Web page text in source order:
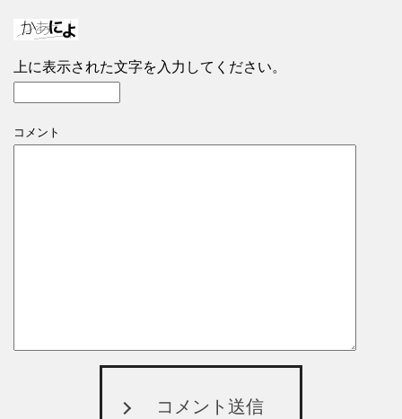
上に表示された文字を入力してください。
コメント
コメント送信